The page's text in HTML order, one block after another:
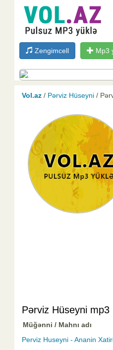
Zengimcell Mp3
Vol.az / Pərviz Hüseyni /
Pərviz Hüseyni mp3
Müğənni / Mahnı adı
Perviz Huseyni - Ananin